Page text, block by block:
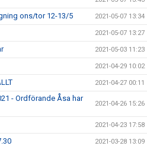
ons/tor 12-13/5 2021-05-07 13:34
2021-05-07 13:27
2021-05-03 11:23
2021-04-29 10:02
2021-04-27 00:11
- Ordförande Åsa har
2021-04-26 15:26
2021-04-23 17:58
2021-03-28 13:09